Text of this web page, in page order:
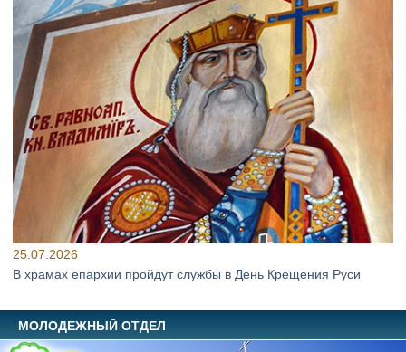
25.07.2026
В храмах епархии пройдут службы в День Крещения Руси
МОЛОДЕЖНЫЙ ОТДЕЛ